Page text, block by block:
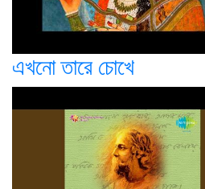
এখনো তারে চোখে